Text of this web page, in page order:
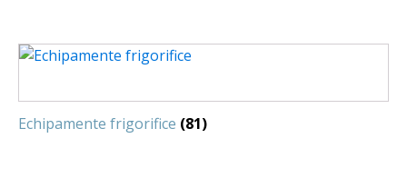
Echipamente frigorifice (81)